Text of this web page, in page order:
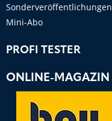
Sonderveröffentlichungen
Mini-Abo
PROFI TESTER
ONLINE-MAGAZIN